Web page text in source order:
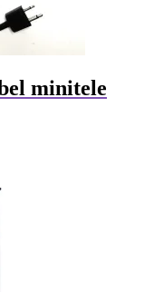
minitele